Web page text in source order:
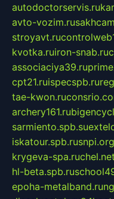
autodoctorservis.ru
avto-vozim.ru
stroyavt.ru
kvotka.ruiron-snab.ru
associaciya39.ru
cpt21.ruispecspb.ru
tae-kwon.ru
archery161.ru
sarmiento.spb.su
iskatour.spb.ru
krygeva-spa.ru
hl-beta.spb.ru
epoha-metalband.ru